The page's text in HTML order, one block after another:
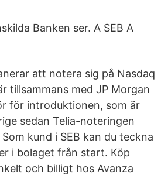
Banken ser. A SEB A
att notera sig på Nasdaq
tillsammans med JP Morgan
för introduktionen, som är
sedan Telia-noteringen
kund i SEB kan du teckna
i bolaget från start. Köp
och billigt hos Avanza